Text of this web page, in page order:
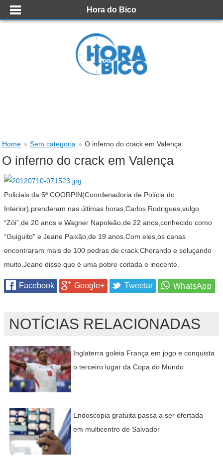
Hora do Bico
Home » Sem categoria » O inferno do crack em Valença
O inferno do crack em Valença
Policiais da 5ª COORPIN(Coordenadoria de Polícia do
Interior),prenderam nas últimas horas,Carlos Rodrigues,vulgo
“Zói”,de 20 anos e Wagner Napoleão,de 22 anos,conhecido como
“Guiguito” e Jeane Paixão,de 19 anos.Com eles,os canas
encontraram mais de 100 pedras de crack.Chorando e soluçando
muito,Jeane disse que é uma pobre coitada e inocente.
Facebook Google+ Tweetar
NOTÍCIAS RELACIONADAS
Inglaterra goleia França em jogo e conquista
o terceiro lugar da Copa do Mundo
Endoscopia gratuita passa a ser ofertada
em multicentro de Salvador